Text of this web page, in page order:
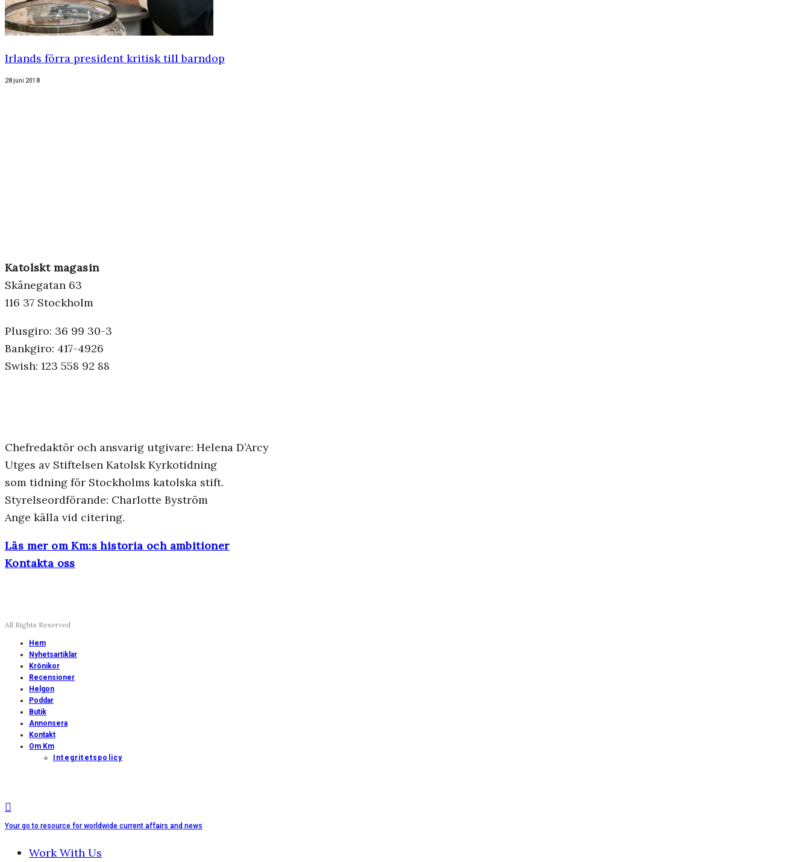
Irlands förra president kritisk till barndop
28 juni 2018
Katolskt magasin
Skånegatan 63
116 37 Stockholm
Plusgiro: 36 99 30-3
Bankgiro: 417-4926
Swish: 123 558 92 88
Chefredaktör och ansvarig utgivare: Helena D’Arcy
Utges av Stiftelsen Katolsk Kyrkotidning
som tidning för Stockholms katolska stift.
Styrelseordförande: Charlotte Byström
Ange källa vid citering.
Läs mer om Km:s historia och ambitioner
Kontakta oss
All Rights Reserved
Hem
Nyhetsartiklar
Krönikor
Recensioner
Helgon
Poddar
Butik
Annonsera
Kontakt
Om Km
Integritetspolicy
Your go to resource for worldwide current affairs and news
Work With Us